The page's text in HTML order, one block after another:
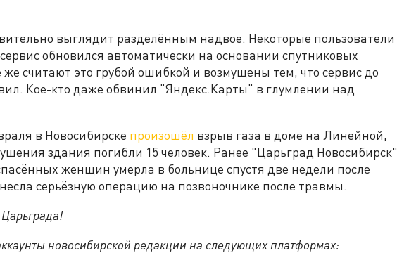
выглядит разделённым надвое. Некоторые пользователи
обновился автоматически на основании спутниковых
считают это грубой ошибкой и возмущены тем, что сервис до
Кое-кто даже обвинил "Яндекс.Карты" в глумлении над
в Новосибирске произошёл взрыв газа в доме на Линейной,
здания погибли 15 человек. Ранее "Царьград Новосибирск"
женщин умерла в больнице спустя две недели после
серьёзную операцию на позвоночнике после травмы.
новосибирской редакции на следующих платформах: